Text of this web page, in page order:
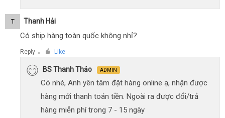
T Thanh Hải
Có ship hàng toàn quốc không nhỉ?
Reply ● Like
BS Thanh Thảo ADMIN
Có nhé, Anh yên tâm đặt hàng online ạ, nhận được
hàng mới thanh toán tiền. Ngoài ra được đổi/trả
hàng miễn phí trong 7 - 15 ngày